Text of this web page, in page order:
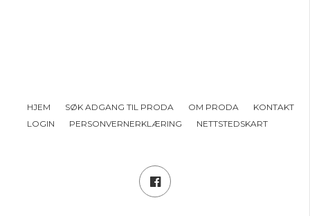
HJEM SØK ADGANG TIL PRODA OM PRODA
KONTAKT
LOGIN
PERSONVERNERKLÆRING NETTSTEDSKART